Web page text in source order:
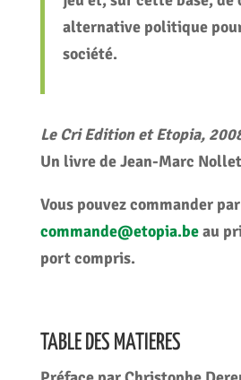
alternative politique
société.
Le Cri Edition et Etopia,
Un livre de Jean-Marc Nollet
Vous pouvez commander
commande@etopia.beau
port compris.
TABLE DES MATIERES